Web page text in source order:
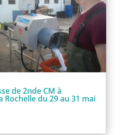
de 2nde CM à
Rochelle du 29 au 31 mai